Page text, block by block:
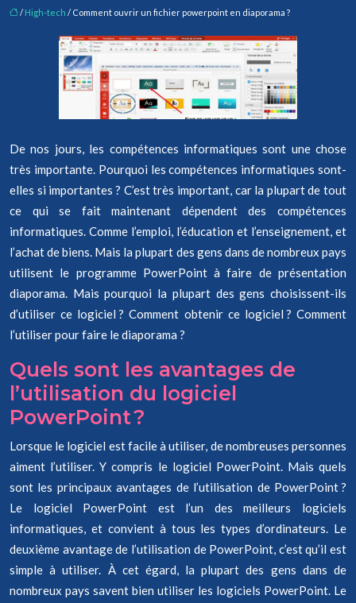
/ High-tech / Comment ouvrir un fichier powerpoint en diaporama ?
De nos jours, les compétences informatiques sont une chose
très importante. Pourquoi les compétences informatiques sont-
elles si importantes ? C’est très important, car la plupart de tout
ce qui se fait maintenant dépendent des compétences
informatiques. Comme l’emploi, l’éducation et l’enseignement, et
l’achat de biens. Mais la plupart des gens dans de nombreux pays
utilisent le programme PowerPoint à faire de présentation
diaporama. Mais pourquoi la plupart des gens choisissent-ils
d’utiliser ce logiciel ? Comment obtenir ce logiciel ? Comment
l’utiliser pour faire le diaporama ?
Quels sont les avantages de
l’utilisation du logiciel
PowerPoint ?
Lorsque le logiciel est facile à utiliser, de nombreuses personnes
aiment l’utiliser. Y compris le logiciel PowerPoint. Mais quels
sont les principaux avantages de l’utilisation de PowerPoint ?
Le logiciel PowerPoint est l’un des meilleurs logiciels
informatiques, et convient à tous les types d’ordinateurs. Le
deuxième avantage de l’utilisation de PowerPoint, c’est qu’il est
simple à utiliser. À cet égard, la plupart des gens dans de
nombreux pays savent bien utiliser les logiciels PowerPoint. Le